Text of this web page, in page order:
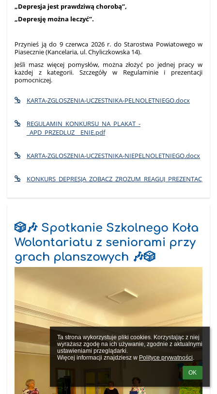
Ta strona wykorzystuje pliki cookies. Korzystając z niej
wyrażasz zgodę na ich używanie, zgodnie z aktualnymi
ustawieniami przeglądarki.
Więcej informacji znajdziesz w Polityce prywatności.
OK
„Depresja jest prawdziwą chorobą”,
„Depresję można leczyć”.
Przynieś ją do 9 czerwca 2026 r. do Starostwa Powiatowego w
Piasecznie (Kancelaria, ul. Chyliczkowska 14).
Jeśli masz więcej pomysłów, można złożyć po jednej pracy w
każdej z kategorii. Szczegóły w Regulaminie i prezentacji
pomocniczej.
KARTA-ZGLOSZENIA-UCZESTNIKA-PELNOLETNIEGO.docx
REGULAMIN_KONKURSU_NA_PLAKAT_-
_APD_PRZEDLUZ__ENIE.pdf
KARTA-ZGLOSZENIA-UCZESTNIKA-NIEPELNOLETNIEGO.docx
🎲🎶 Spotkanie Szkolnego Koła
Wolontariatu z seniorami przy
grach planszowych 🎶🎲